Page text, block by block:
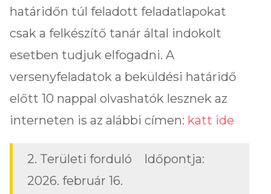
határidőn túl feladott feladatlapokat
csak a felkészítő tanár által indokolt
esetben tudjuk elfogadni. A
versenyfeladatok a beküldési határidő
előtt 10 nappal olvashatók lesznek az
interneten is az alábbi címen: katt ide
2. Területi forduló Időpontja:
2026. február 16.